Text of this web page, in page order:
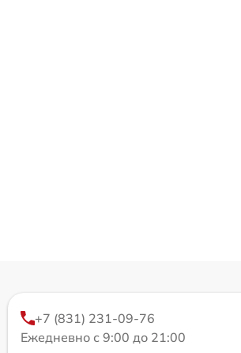
+7 (831) 231-09-76
Ежедневно с 9:00 до 21:00